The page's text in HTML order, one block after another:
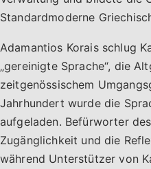
Standardmoderne
Adamantios Korais schlug
„gereinigte Sprache“, die
zeitgenössischem
Jahrhundert wurde die
aufgeladen. Befürworter
Zugänglichkeit und die
während Unterstützer von